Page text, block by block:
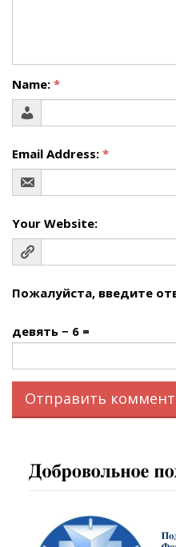
Name: *
Email Address: *
Your Website:
Пожалуйста, введите
девять − 6 =